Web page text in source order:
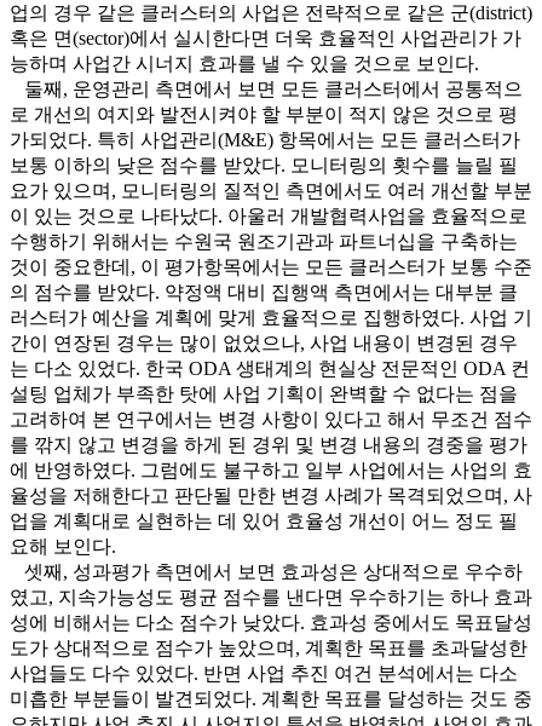
업의 경우 같은 클러스터의 사업은 전략적으로 같은 군(district)
혹은 면(sector)에서 실시한다면 더욱 효율적인 사업관리가 가
능하며 사업간 시너지 효과를 낼 수 있을 것으로 보인다.
둘째, 운영관리 측면에서 보면 모든 클러스터에서 공통적으
로 개선의 여지와 발전시켜야 할 부분이 적지 않은 것으로 평
가되었다. 특히 사업관리(M&E) 항목에서는 모든 클러스터가
보통 이하의 낮은 점수를 받았다. 모니터링의 횟수를 늘릴 필
요가 있으며, 모니터링의 질적인 측면에서도 여러 개선할 부분
이 있는 것으로 나타났다. 아울러 개발협력사업을 효율적으로
수행하기 위해서는 수원국 원조기관과 파트너십을 구축하는
것이 중요한데, 이 평가항목에서는 모든 클러스터가 보통 수준
의 점수를 받았다. 약정액 대비 집행액 측면에서는 대부분 클
러스터가 예산을 계획에 맞게 효율적으로 집행하였다. 사업 기
간이 연장된 경우는 많이 없었으나, 사업 내용이 변경된 경우
는 다소 있었다. 한국 ODA 생태계의 현실상 전문적인 ODA 컨
설팅 업체가 부족한 탓에 사업 기획이 완벽할 수 없다는 점을
고려하여 본 연구에서는 변경 사항이 있다고 해서 무조건 점수
를 깎지 않고 변경을 하게 된 경위 및 변경 내용의 경중을 평가
에 반영하였다. 그럼에도 불구하고 일부 사업에서는 사업의 효
율성을 저해한다고 판단될 만한 변경 사례가 목격되었으며, 사
업을 계획대로 실현하는 데 있어 효율성 개선이 어느 정도 필
요해 보인다.
셋째, 성과평가 측면에서 보면 효과성은 상대적으로 우수하
였고, 지속가능성도 평균 점수를 낸다면 우수하기는 하나 효과
성에 비해서는 다소 점수가 낮았다. 효과성 중에서도 목표달성
도가 상대적으로 점수가 높았으며, 계획한 목표를 초과달성한
사업들도 다수 있었다. 반면 사업 추진 여건 분석에서는 다소
미흡한 부분들이 발견되었다. 계획한 목표를 달성하는 것도 중